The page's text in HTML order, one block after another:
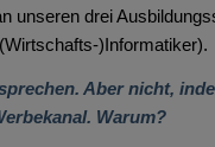
unseren drei
)Informatiker).
Aber nicht,
Warum?